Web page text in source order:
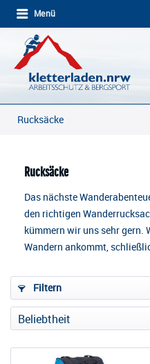
Menü
Rucksäcke
Rucksäcke
Das nächste
den richtigen
kümmern wir uns sehr gern.
Wandern ankommt,
Filtern